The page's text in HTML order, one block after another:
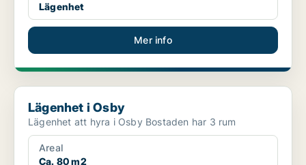
Lägenhet
Mer info
Lägenhet i Osby
Lägenhet i Osby
Lägenhet att hyra i Osby Bostaden har 3 rum
Areal
Ca. 80 m2